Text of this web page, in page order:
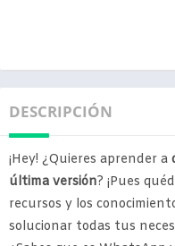
DESCRIPCIÓN
¡Hey! ¿Quieres aprender a
última versión? ¡Pues
recursos y los
solucionar todas tus